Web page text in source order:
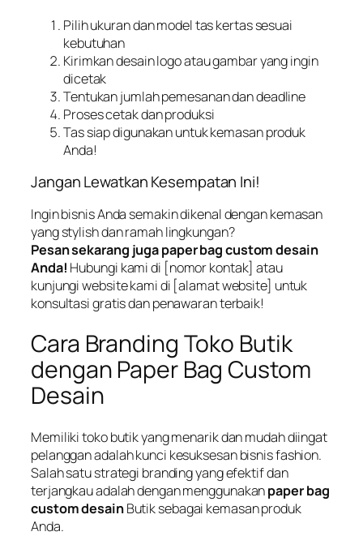
Pilih ukuran dan model tas kertas sesuai
kebutuhan
Kirimkan desain logo atau gambar yang ingin
dicetak
Tentukan jumlah pemesanan dan deadline
Proses cetak dan produksi
Tas siap digunakan untuk kemasan produk
Anda!
Jangan Lewatkan Kesempatan Ini!
Ingin bisnis Anda semakin dikenal dengan kemasan
yang stylish dan ramah lingkungan?
Pesan sekarang juga paper bag custom desain
Anda! Hubungi kami di [nomor kontak] atau
kunjungi website kami di [alamat website] untuk
konsultasi gratis dan penawaran terbaik!
Cara Branding Toko Butik
dengan Paper Bag Custom
Desain
Memiliki toko butik yang menarik dan mudah diingat
pelanggan adalah kunci kesuksesan bisnis fashion.
Salah satu strategi branding yang efektif dan
terjangkau adalah dengan menggunakanpaper bag
custom desainButik sebagai kemasan produk
Anda.